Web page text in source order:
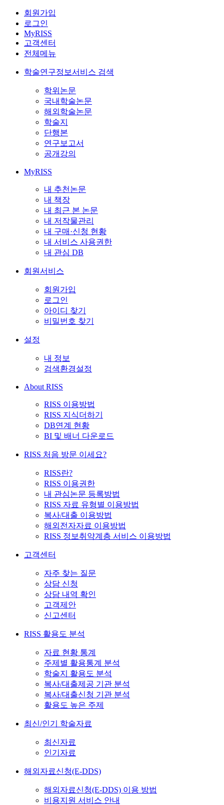
회원가입
로그인
MyRISS
고객센터
전체메뉴
학술연구정보서비스 검색
학위논문
국내학술논문
해외학술논문
학술지
단행본
연구보고서
공개강의
MyRISS
내 추천논문
내 책장
내 최근 본 논문
내 저작물관리
내 구매·신청 현황
내 서비스 사용권한
내 관심 DB
회원서비스
회원가입
로그인
아이디 찾기
비밀번호 찾기
설정
내 정보
검색환경설정
About RISS
RISS 이용방법
RISS 지식더하기
DB연계 현황
BI 및 배너 다운로드
RISS 처음 방문 이세요?
RISS란?
RISS 이용권한
내 관심논문 등록방법
RISS 자료 유형별 이용방법
복사/대출 이용방법
해외전자자료 이용방법
RISS 정보취약계층 서비스 이용방법
고객센터
자주 찾는 질문
상담 신청
상담 내역 확인
고객제안
신고센터
RISS 활용도 분석
자료 현황 통계
주제별 활용통계 분석
학술지 활용도 분석
복사/대출제공 기관 분석
복사/대출신청 기관 분석
활용도 높은 주제
최신/인기 학술자료
최신자료
인기자료
해외자료신청(E-DDS)
해외자료신청(E-DDS) 이용 방법
비용지원 서비스 안내